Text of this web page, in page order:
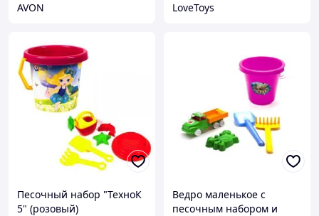
AVON LoveToys
Песочный набор "ТехноК
5" (розовый)
Ведро маленькое с
песочным набором и